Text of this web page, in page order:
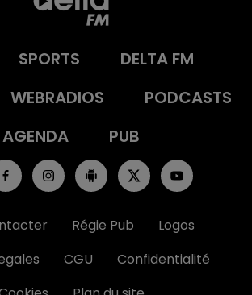
SPORTS
DELTA FM
WEBRADIOS
PODCASTS
AGENDA
PUB
Régie Pub
Logos
CGU
Confidentialité